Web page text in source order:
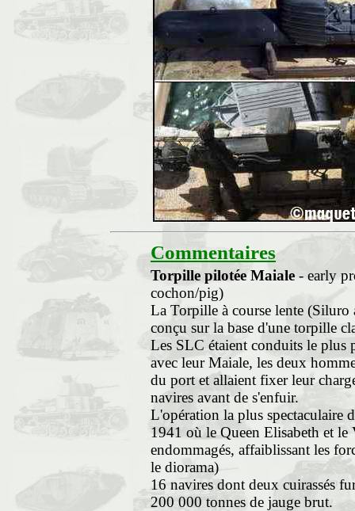
Commentaires
Torpille pilotée Maiale - early
cochon/pig)
La Torpille à course lente
conçu sur la base d'une torpille
Les SLC étaient conduits le plus
avec leur Maiale, les deux
du port et allaient fixer leur
navires avant de s'enfuir.
L'opération la plus spectaculaire
1941 où le Queen Elisabeth et le
endommagés, affaiblissant les
le diorama)
16 navires dont deux cuirassés
200 000 tonnes de jauge brut.